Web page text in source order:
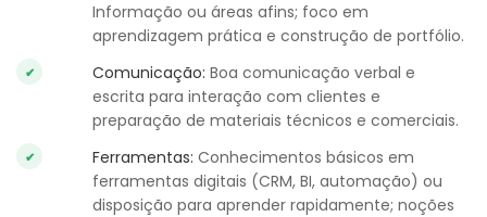
Informação ou áreas afins; foco em
aprendizagem prática e construção de portfólio.
Comunicação: Boa comunicação verbal e
escrita para interação com clientes e
preparação de materiais técnicos e comerciais.
Ferramentas: Conhecimentos básicos em
ferramentas digitais (CRM, BI, automação) ou
disposição para aprender rapidamente; noções